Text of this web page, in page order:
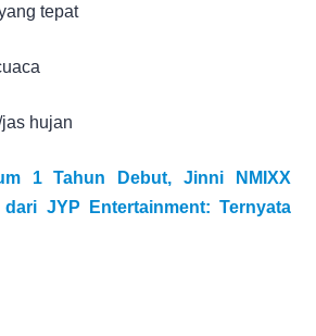
tepat
hujan
1 Tahun Debut, Jinni NMIXX
JYP Entertainment: Ternyata